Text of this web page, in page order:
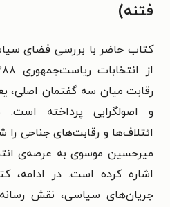
فتنه)
کتاب حاضر با بررسی فضای
رقابت میان سه گفتمان اصلی،
و اصولگرایی پرداخته است.
ائتلاف‌ها و رقابت‌های جناحی را
میرحسین موسوی به عرصه‌ی
اشاره کرده است. در ادامه،
جریان‌های سیاسی، نقش